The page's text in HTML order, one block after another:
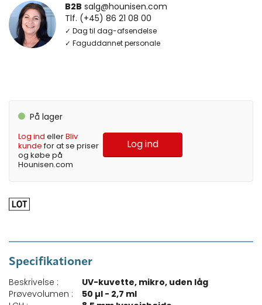
B2B salg@hounisen.com
Tlf. (+45) 86 21 08 00
✓ Dag til dag-afsendelse
✓ Faguddannet personale
På lager
Log ind ellerBliv
kundefor at se priser
og købe på
Hounisen.com
Log ind
Specifikationer
Beskrivelse :
UV-kuvette, mikro, uden låg
Prøvevolumen :
50 µl - 2,7 ml